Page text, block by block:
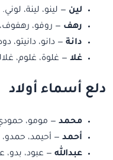
لين — لينو، لينة، لوني.
رهف — روفو،
دانة — دانو، دانيتو،
غلا — غلوة، غلوم،
دلع أسماء أولاد
محمد — مومو،
أحمد — أحيمد، حمدو،
عبدالله — عبود، بدو،